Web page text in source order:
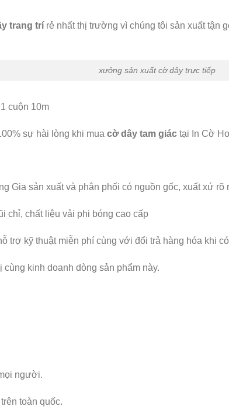
trang trí rẻ nhất thị trường vì chúng tôi sản xuất tận
xưởng sản xuất cờ dây trực tiếp
cuộn 10m
sự hài lòng khi mua cờ dây tam giác tại In Cờ
Gia sản xuất và phân phối có nguồn gốc, xuất xứ rõ
chỉ, chất liệu vải phi bóng cao cấp
trợ kỹ thuật miễn phí cùng với đổi trả hàng hóa khi
kinh doanh dòng sản phẩm này.
người.
toàn quốc.